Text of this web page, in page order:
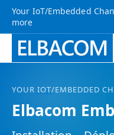
Your IoT/Embedded
more
YOUR IOT/EMBEDDED
Elbacom